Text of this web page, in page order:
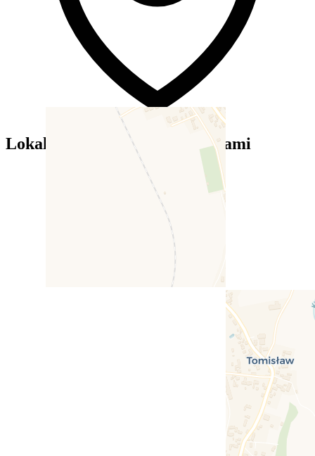
Lokalizacja — Tenis Pod Sosnami